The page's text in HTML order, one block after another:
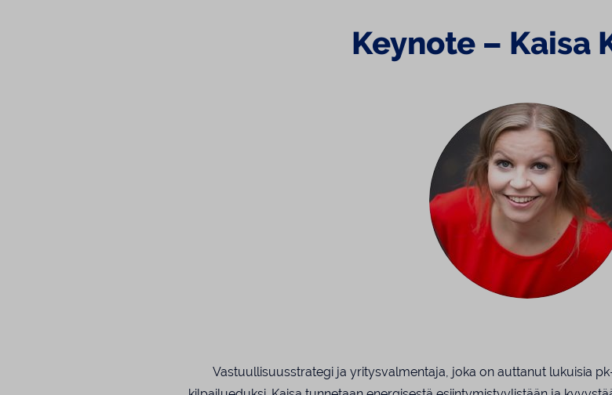
Keynote – Kaisa
Vastuullisuusstrategi ja yritysvalmentaja, joka on auttanut lukuisia